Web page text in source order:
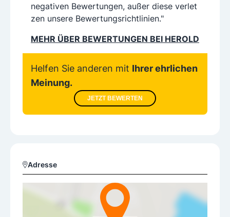
negativen Bewertungen, außer diese verlet
zen unsere Bewertungsrichtlinien."
MEHR ÜBER BEWERTUNGEN BEI HEROLD
Helfen Sie anderen mit Ihrer ehrlichen
Meinung.
JETZT BEWERTEN
Adresse